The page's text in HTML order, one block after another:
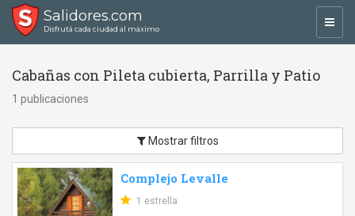
Salidores.com
Disfrutá cada ciudad al máximo
Cabañas con Pileta cubierta, Parrilla y Patio
1 publicaciones
Mostrar filtros
Complejo Levalle
1 estrella